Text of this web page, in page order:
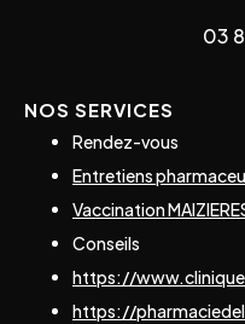
03
NOS SERVICES
Rendez-vous
Entretiens
Vaccination
Conseils
https://
https://